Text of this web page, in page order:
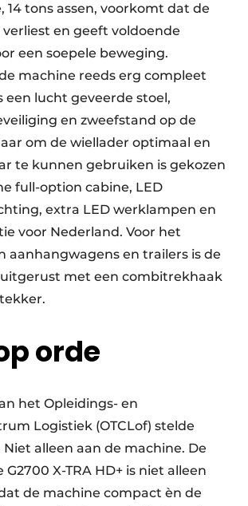
14 tons assen, voorkomt dat de
en geeft voldoende
een soepele beweging.
machine reeds erg compleet
een lucht geveerde stoel,
en zweefstand op de
om de wiellader optimaal en
te kunnen gebruiken is gekozen
full-option cabine, LED
extra LED werklampen en
voor Nederland. Voor het
aanhangwagens en trailers is de
uitgerust met een combitrekhaak
orde
het Opleidings- en
Logistiek (OTCLof) stelde
alleen aan de machine. De
G2700 X-TRA HD+ is niet alleen
de machine compact èn de